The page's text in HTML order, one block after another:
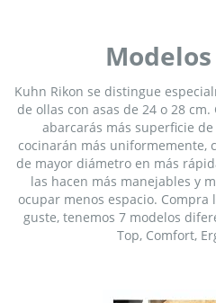
Kuhn Rikon se distingue
de ollas con asas de 24 o 28
abarcarás más superficie
cocinarán más uniformemente,
de mayor diámetro en más
las hacen más manejables y
ocupar menos espacio.
guste, tenemos 7 modelos
Top, Comfort,